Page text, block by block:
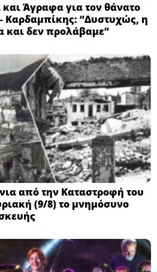
Άγραφα για τον θάνατο
Καρδαμπίκης: “Δυστυχώς, η
και δεν προλάβαμε”
από την Καταστροφή του
(9/8) το μνημόσυνο